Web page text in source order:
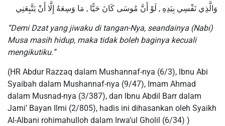
وَالَّذِي نَفْسِي بِيَدِهِ , لَوْ أَنَّ مُوسَى كَانَ حَيًّا , مَا وَسِعَهُ إِلَّا أَنْ يَتَّبِعَنِي
“Demi Dzat yang jiwaku di tangan-Nya, seandainya (Nabi)
Musa masih hidup, maka tidak boleh baginya kecuali
mengikutiku.”
(HR Abdur Razzaq dalam Mushannaf-nya (6/3), lbnu Abi
Syaibah dalam Mushannaf-nya (9/47), Imam Ahmad
dalam Musnad-nya (3/387), dan lbnu Abdil Barr dalam
Jami’ Bayan Ilmi (2/805), hadis ini dihasankan oleh Syaikh
Al-Albani rohimahulloh dalam Irwa’ul Gholil (6/34) )